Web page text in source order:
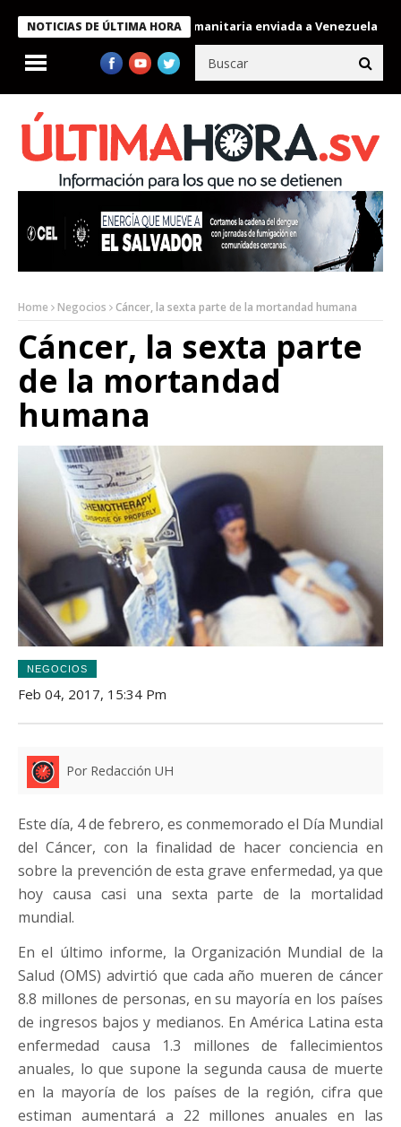
NOTICIAS DE ÚLTIMA HORA
miembros de la misión humanitaria enviada a Venezuela
Home Negocios Cáncer, la sexta parte de la mortandad humana
Cáncer, la sexta parte
de la mortandad
humana
NEGOCIOS
Feb 04, 2017, 15:34 Pm
Por Redacción UH
Este día, 4 de febrero, es conmemorado el Día Mundial
del Cáncer, con la finalidad de hacer conciencia en
sobre la prevención de esta grave enfermedad, ya que
hoy causa casi una sexta parte de la mortalidad
mundial.
En el último informe, la Organización Mundial de la
Salud (OMS) advirtió que cada año mueren de cáncer
8.8 millones de personas, en su mayoría en los países
de ingresos bajos y medianos. En América Latina esta
enfermedad causa 1.3 millones de fallecimientos
anuales, lo que supone la segunda causa de muerte
en la mayoría de los países de la región, cifra que
estiman aumentará a 22 millones anuales en las